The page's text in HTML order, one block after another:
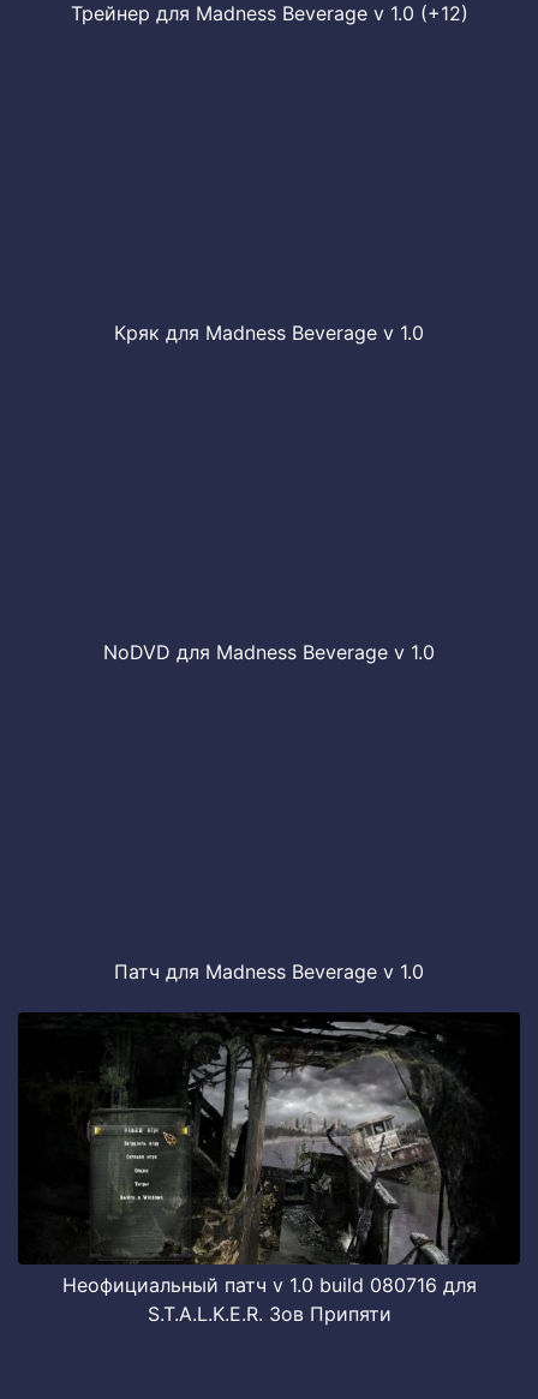
Трейнер для Madness Beverage v 1.0 (+12)
Кряк для Madness Beverage v 1.0
NoDVD для Madness Beverage v 1.0
Патч для Madness Beverage v 1.0
Неофициальный патч v 1.0 build 080716 для
S.T.A.L.K.E.R. Зов Припяти